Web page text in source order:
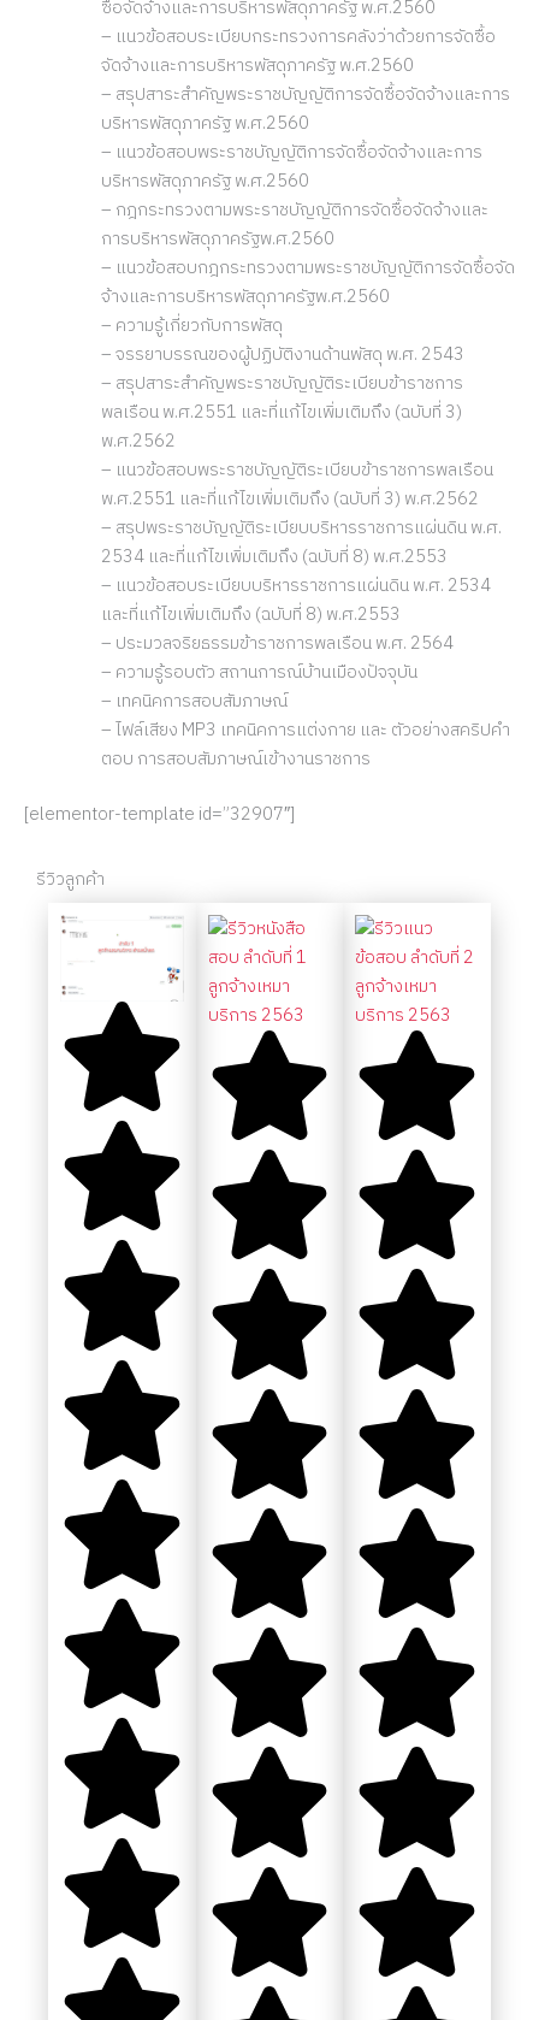
ซื้อจัดจ้างและการบริหารพัสดุภาครัฐ พ.ศ.2560
– แนวข้อสอบระเบียบกระทรวงการคลังว่าด้วยการจัดซื้อ
จัดจ้างและการบริหารพัสดุภาครัฐ พ.ศ.2560
– สรุปสาระสำคัญพระราชบัญญัติการจัดซื้อจัดจ้างและการ
บริหารพัสดุภาครัฐ พ.ศ.2560
– แนวข้อสอบพระราชบัญญัติการจัดซื้อจัดจ้างและการ
บริหารพัสดุภาครัฐ พ.ศ.2560
– กฎกระทรวงตามพระราชบัญญัติการจัดซื้อจัดจ้างและ
การบริหารพัสดุภาครัฐพ.ศ.2560
– แนวข้อสอบกฎกระทรวงตามพระราชบัญญัติการจัดซื้อจัด
จ้างและการบริหารพัสดุภาครัฐพ.ศ.2560
– ความรู้เกี่ยวกับการพัสดุ
– จรรยาบรรณของผู้ปฏิบัติงานด้านพัสดุ พ.ศ. 2543
– สรุปสาระสำคัญพระราชบัญญัติระเบียบข้าราชการ
พลเรือน พ.ศ.2551 และที่แก้ไขเพิ่มเติมถึง (ฉบับที่ 3)
พ.ศ.2562
– แนวข้อสอบพระราชบัญญัติระเบียบข้าราชการพลเรือน
พ.ศ.2551 และที่แก้ไขเพิ่มเติมถึง (ฉบับที่ 3) พ.ศ.2562
– สรุปพระราชบัญญัติระเบียบบริหารราชการแผ่นดิน พ.ศ.
2534 และที่แก้ไขเพิ่มเติมถึง (ฉบับที่ 8) พ.ศ.2553
– แนวข้อสอบระเบียบบริหารราชการแผ่นดิน พ.ศ. 2534
และที่แก้ไขเพิ่มเติมถึง (ฉบับที่ 8) พ.ศ.2553
– ประมวลจริยธรรมข้าราชการพลเรือน พ.ศ. 2564
– ความรู้รอบตัว สถานการณ์บ้านเมืองปัจจุบัน
– เทคนิคการสอบสัมภาษณ์
– ไฟล์เสียง MP3 เทคนิคการแต่งกาย และ ตัวอย่างสคริปคำ
ตอบ การสอบสัมภาษณ์เข้างานราชการ
[elementor-template id=”32907″]
รีวิวลูกค้า